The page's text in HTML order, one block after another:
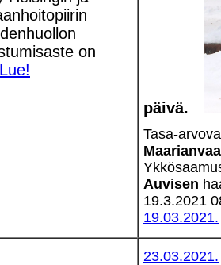
on
Lue!
päivä.
Tasa-
Auvisen
19.3.2021
19.03.2021.
23.03.2021.